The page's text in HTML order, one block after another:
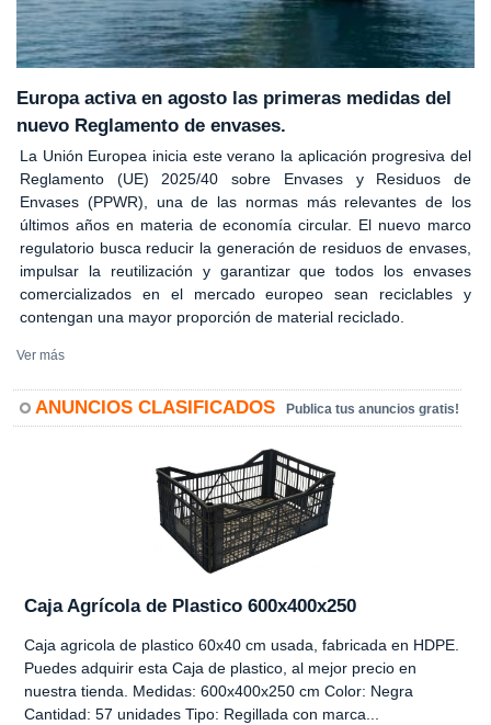
Europa activa en agosto las primeras medidas del
nuevo Reglamento de envases.
La Unión Europea inicia este verano la aplicación progresiva del
Reglamento (UE) 2025/40 sobre Envases y Residuos de
Envases (PPWR), una de las normas más relevantes de los
últimos años en materia de economía circular. El nuevo marco
regulatorio busca reducir la generación de residuos de envases,
impulsar la reutilización y garantizar que todos los envases
comercializados en el mercado europeo sean reciclables y
contengan una mayor proporción de material reciclado.
Ver más
ANUNCIOS CLASIFICADOS Publica tus anuncios gratis!
Caja Agrícola de Plastico 600x400x250
Caja agricola de plastico 60x40 cm usada, fabricada en HDPE.
Puedes adquirir esta Caja de plastico, al mejor precio en
nuestra tienda. Medidas: 600x400x250 cm Color: Negra
Cantidad: 57 unidades Tipo: Regillada con marca...